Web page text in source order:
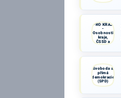
PRO KRAJ
-
Osobnosti
kraje,
ČSSD a
Zelení
Svoboda a
přímá
demokracie
(SPD)